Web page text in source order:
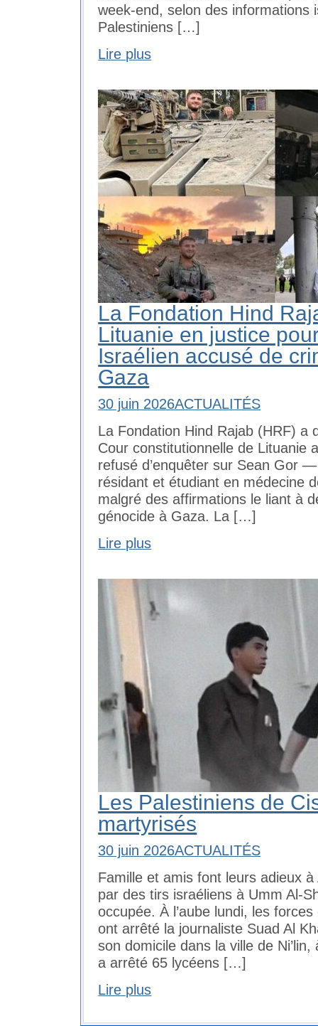
week-end, selon des informations
Palestiniens […]
Lire plus
La Fondation Hind
Lituanie en justice
Israélien accusé de
Gaza
30 juin 2026ACTUALITÉS
La Fondation Hind Rajab (HRF) a
Cour constitutionnelle de Lituanie
refusé d’enquêter sur Sean Gor
résidant et étudiant en médecine
malgré des affirmations le liant à
génocide à Gaza. La […]
Lire plus
Les Palestiniens de
martyrisés
30 juin 2026ACTUALITÉS
Famille et amis font leurs adieux
par des tirs israéliens à Umm Al-
occupée. À l’aube lundi, les
ont arrêté la journaliste Suad Al
son domicile dans la ville de
a arrêté 65 lycéens […]
Lire plus